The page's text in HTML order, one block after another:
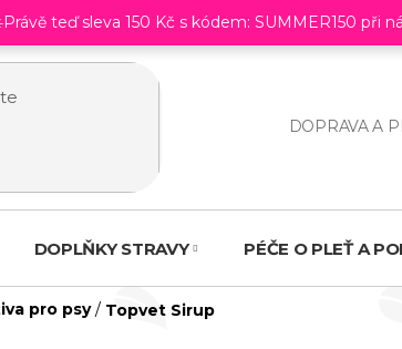
teď sleva 150 Kč s kódem: SUMMER150 při
DOPRAVA A
DOPLŇKY STRAVY PÉČE O PLEŤ A
pro psy / Topvet Sirup